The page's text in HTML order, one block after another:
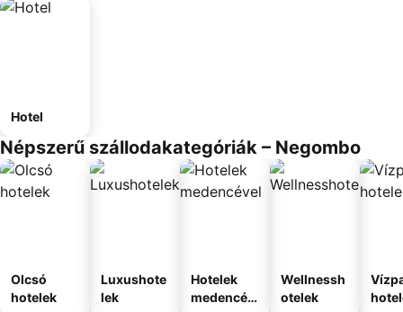
Hotel
Népszerű szállodakategóriák – Negombo
Olcsó
hotelek
Luxushote
lek
Hotelek
medencév
Wellnessh
otelek